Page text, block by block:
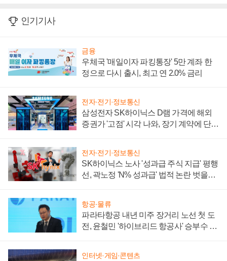
인기기사
금융
우체국 '매일이자 파킹통장' 5만 계좌 한
정으로 다시 출시, 최고 연 2.0% 금리
전자·전기·정보통신
삼성전자 SK하이닉스 D램 가격에 해외
증권가 '고점' 시각 나와, 장기 계약에 단점
전자·전기·정보통신
SK하이닉스 노사 '성과급 주식 지급' 평행
선, 곽노정 'N% 성과급' 법적 논란 벗을지
항공·물류
파라타항공 내년 미주 장거리 노선 첫 도
전, 윤철민 '하이브리드 항공사' 승부수 통
인터넷·게임·콘텐츠